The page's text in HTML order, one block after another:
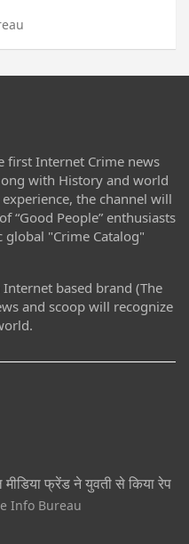
first Internet Crime news
with History and world
the channel will
“Good People” enthusiasts
"Crime Catalog"
based brand (The
and scoop will recognize
फ्रेंड ने युवती से किया रेप
Info Bureau